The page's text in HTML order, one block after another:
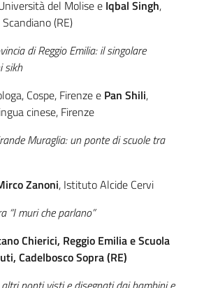
del Molise e Iqbal Singh,
(RE)
di Reggio Emilia: il singolare
sikh
Cospe, Firenze e Pan Shili,
cinese, Firenze
Muraglia: un ponte di scuole tra
Zanoni, Istituto Alcide Cervi
“I muri che parlano”
Chierici, Reggio Emilia e Scuola
Cadelbosco Sopra (RE)